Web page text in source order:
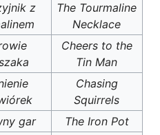
z
The Tourmaline
Necklace
Cheers to the
Tin Man
Chasing
Squirrels
gar
The Iron Pot